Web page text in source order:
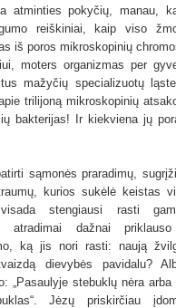
atminties pokyčių, manau,
reiškiniai, kaip viso
iš poros mikroskopinių
moters organizmas per
mažyčių specializuotų
trilijoną mikroskopinių
bakterijas! Ir kiekviena jų
sąmonės praradimų,
kurios sukėlė keistas
stengiausi rasti
atradimai dažnai
ką jis nori rasti: naują
dievybės pavidalu?
„Pasaulyje stebuklų nėra arba
Jėzų priskirčiau